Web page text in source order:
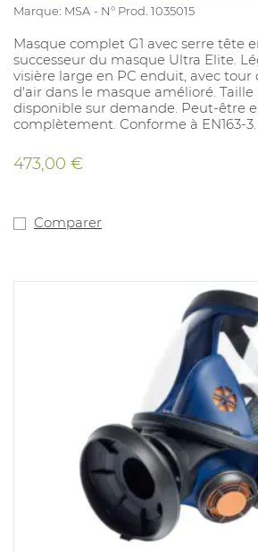
Marque: MSA N° Prod. 1035015
Masque complet G1 avec serre tête
successeur du masque Ultra Elite.
visière large en PC enduit, avec tour
d'air dans le masque amélioré.
disponible sur demande. Peut-être
complètement. Conforme à EN163-3.
473,00 €
Comparer